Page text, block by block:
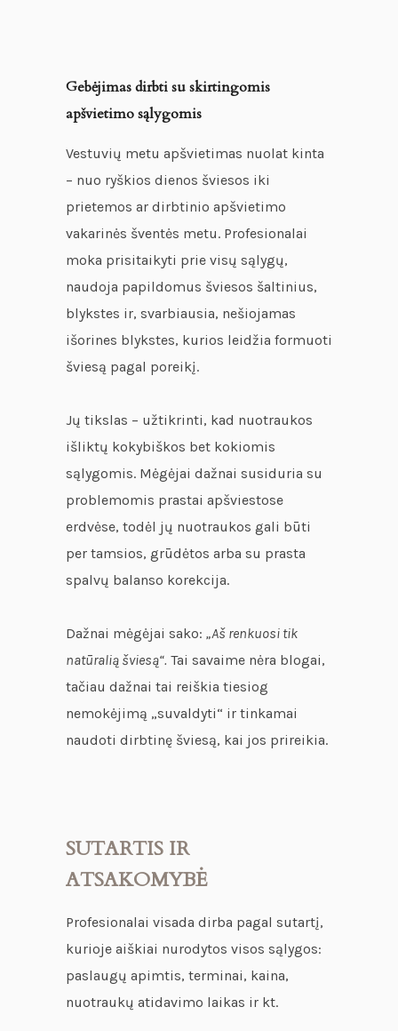
Gebėjimas dirbti su skirtingomis
apšvietimo sąlygomis
Vestuvių metu apšvietimas nuolat kinta
– nuo ryškios dienos šviesos iki
prietemos ar dirbtinio apšvietimo
vakarinės šventės metu. Profesionalai
moka prisitaikyti prie visų sąlygų,
naudoja papildomus šviesos šaltinius,
blykstes ir, svarbiausia, nešiojamas
išorines blykstes, kurios leidžia formuoti
šviesą pagal poreikį.
Jų tikslas – užtikrinti, kad nuotraukos
išliktų kokybiškos bet kokiomis
sąlygomis. Mėgėjai dažnai susiduria su
problemomis prastai apšviestose
erdvėse, todėl jų nuotraukos gali būti
per tamsios, grūdėtos arba su prasta
spalvų balanso korekcija.
Dažnai mėgėjai sako: „Aš renkuosi tik
natūralią šviesą“. Tai savaime nėra blogai,
tačiau dažnai tai reiškia tiesiog
nemokėjimą „suvaldyti“ ir tinkamai
naudoti dirbtinę šviesą, kai jos prireikia.
SUTARTIS IR
ATSAKOMYBĖ
Profesionalai visada dirba pagal sutartį,
kurioje aiškiai nurodytos visos sąlygos:
paslaugų apimtis, terminai, kaina,
nuotraukų atidavimo laikas ir kt.